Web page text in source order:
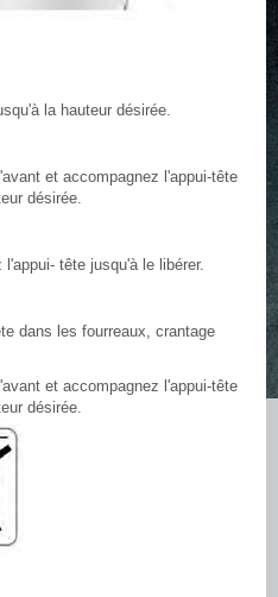
la hauteur désirée.
et accompagnez l'appui-tête
désirée.
tête jusqu'à le libérer.
dans les fourreaux, crantage
et accompagnez l'appui-tête
désirée.